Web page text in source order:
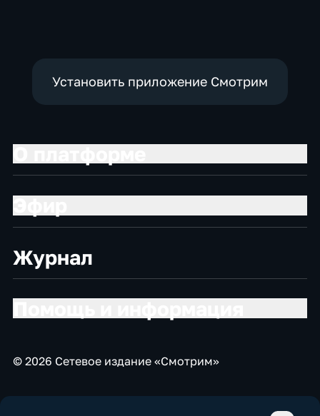
Установить приложение Смотрим
Журнал
© 2026 Сетевое издание «Смотрим»